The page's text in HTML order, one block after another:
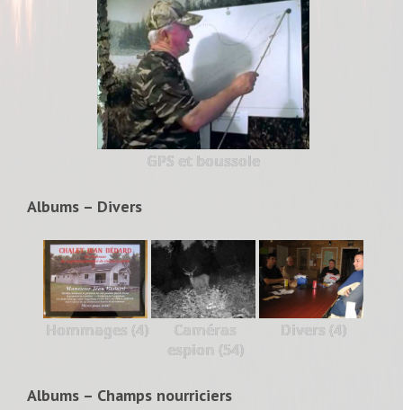
GPS et boussole
Albums – Divers
Hommages (4)
Caméras
espion (54)
Divers (4)
Albums – Champs nourriciers